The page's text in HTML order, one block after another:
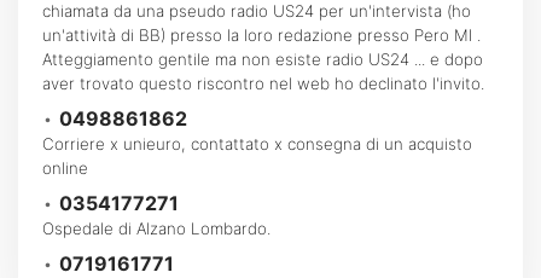
chiamata da una pseudo radio US24 per un'intervista (ho
un'attività di BB) presso la loro redazione presso Pero MI .
Atteggiamento gentile ma non esiste radio US24 ... e dopo
aver trovato questo riscontro nel web ho declinato l'invito.
• 0498861862
Corriere x unieuro, contattato x consegna di un acquisto
online
• 0354177271
Ospedale di Alzano Lombardo.
• 0719161771